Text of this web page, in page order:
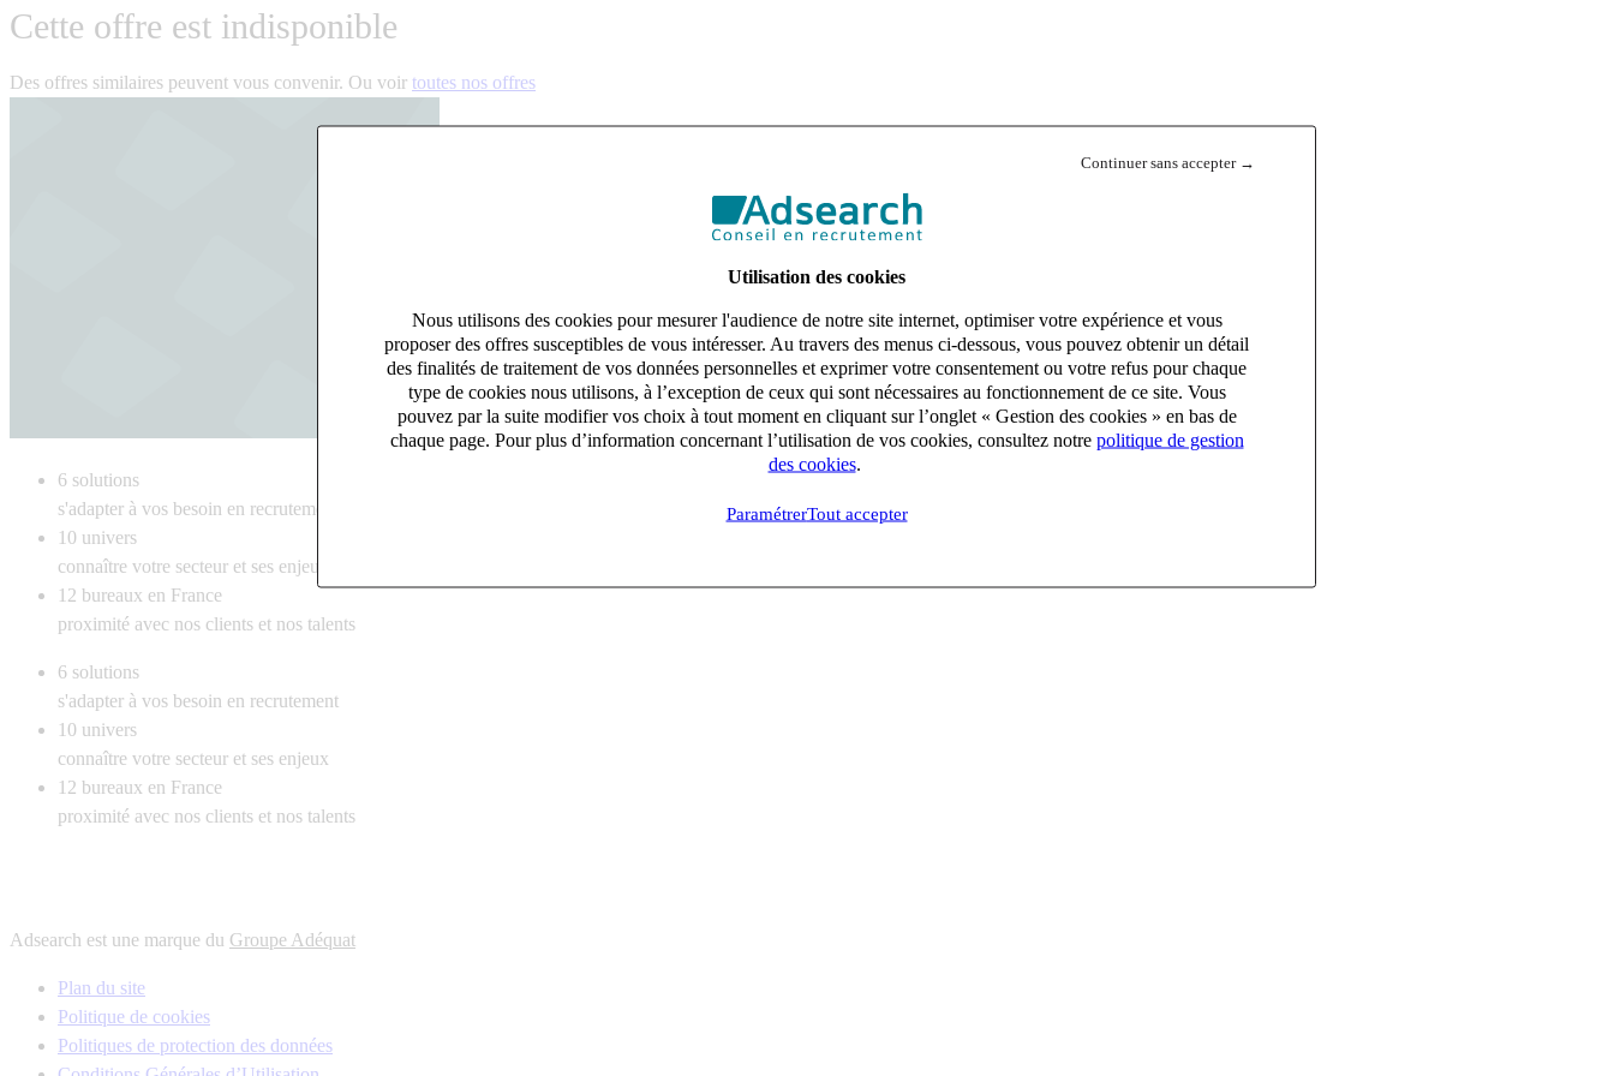
Continuer sans accepter →
Utilisation des cookies
Nous utilisons des cookies pour mesurer l'audience de notre site internet, optimiser votre expérience et vous
proposer des offres susceptibles de vous intéresser. Au travers des menus ci-dessous, vous pouvez obtenir un détail
des finalités de traitement de vos données personnelles et exprimer votre consentement ou votre refus pour chaque
type de cookies nous utilisons, à l’exception de ceux qui sont nécessaires au fonctionnement de ce site. Vous
pouvez par la suite modifier vos choix à tout moment en cliquant sur l’onglet « Gestion des cookies » en bas de
chaque page. Pour plus d’information concernant l’utilisation de vos cookies, consultez notre politique de gestion
des cookies.
ParamétrerTout accepter
Cette offre est indisponible
Des offres similaires peuvent vous convenir. Ou voir toutes nos offres
6 solutions
s'adapter à vos besoin en recrutement
10 univers
connaître votre secteur et ses enjeux
12 bureaux en France
proximité avec nos clients et nos talents
6 solutions
s'adapter à vos besoin en recrutement
10 univers
connaître votre secteur et ses enjeux
12 bureaux en France
proximité avec nos clients et nos talents
Adsearch est une marque du Groupe Adéquat
Plan du site
Politique de cookies
Politiques de protection des données